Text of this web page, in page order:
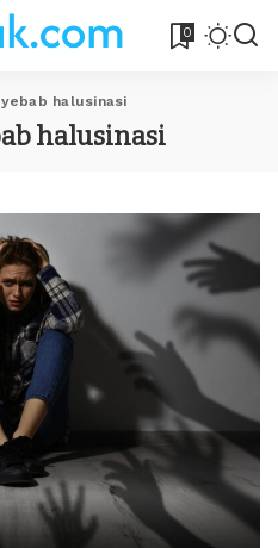
0
halusinasi
halusinasi